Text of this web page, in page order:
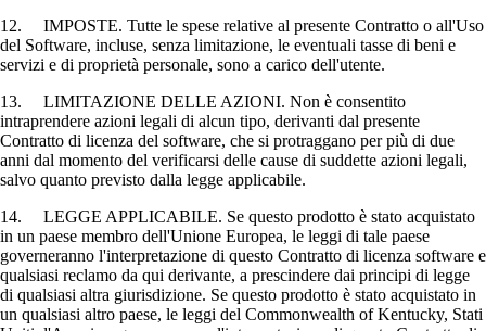
12. IMPOSTE. Tutte le spese relative al presente Contratto o all'Uso
del Software, incluse, senza limitazione, le eventuali tasse di beni e
servizi e di proprietà personale, sono a carico dell'utente.
13. LIMITAZIONE DELLE AZIONI. Non è consentito
intraprendere azioni legali di alcun tipo, derivanti dal presente
Contratto di licenza del software, che si protraggano per più di due
anni dal momento del verificarsi delle cause di suddette azioni legali,
salvo quanto previsto dalla legge applicabile.
14. LEGGE APPLICABILE. Se questo prodotto è stato acquistato
in un paese membro dell'Unione Europea, le leggi di tale paese
governeranno l'interpretazione di questo Contratto di licenza software e
qualsiasi reclamo da qui derivante, a prescindere dai principi di legge
di qualsiasi altra giurisdizione. Se questo prodotto è stato acquistato in
un qualsiasi altro paese, le leggi del Commonwealth of Kentucky, Stati